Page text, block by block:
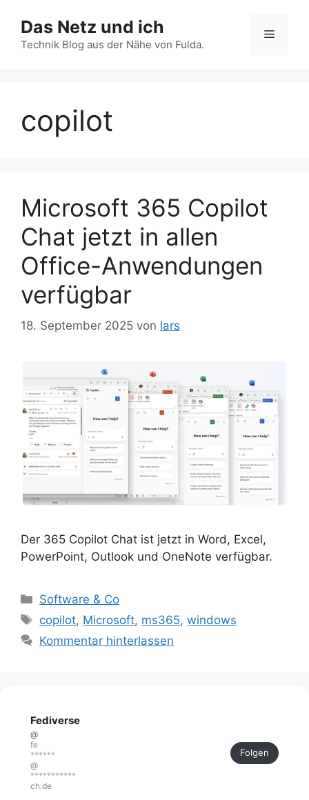
Inhalt
springen
Das Netz und ich
Technik Blog aus der Nähe von Fulda.
Menü
copilot
Microsoft 365 Copilot
Chat jetzt in allen
Office-Anwendungen
verfügbar
18. September 2025 von lars
Der 365 Copilot Chat ist jetzt in Word, Excel,
PowerPoint, Outlook und OneNote verfügbar.
Kategorien
Software & Co
Schlagwörter
copilot, Microsoft, ms365,windows
Kommentar hinterlassen
Fediverse
@
fe
******
@
***********
ch.de
Folgen